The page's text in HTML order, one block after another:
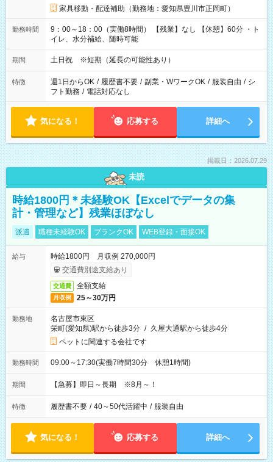
家具移動・配達補助（勤務地：愛知県豊川市正岡町）
勤務時間
9：00～18：00（実働8時間） 【残業】なし 【休憩】60分 ・ト
イレ、水分補給、随時可能
期間 土日祝 ※短期（延長の可能性あり）
特徴 週1日からOK / 履歴書不要 / 副業・WワークOK / 服装自由 / シ
フト勤務 / 電話対応なし
気になる！ 応募する 詳細へ
掲載日：2026.07.29
未読
時給1800円＊未経験OK【Excelでデータの集
計・管理など】残業ほぼなし
派遣 職種未経験OK ブランクOK WEB登録・面接OK
給与
時給1800円 月収例 270,000円
交通費別途支給あり
交通費 全額支給
月収例 25～30万円
勤務地
名古屋市東区
栄町(愛知県)駅から徒歩3分 / 久屋大通駅から徒歩4分
ペットに関連する会社です
勤務時間 09:00～17:30(実働7時間30分 休憩1時間)
期間 【急募】即日～長期 ※8月～！
特徴 履歴書不要 / 40～50代活躍中 / 服装自由
気になる！ 応募する 詳細へ